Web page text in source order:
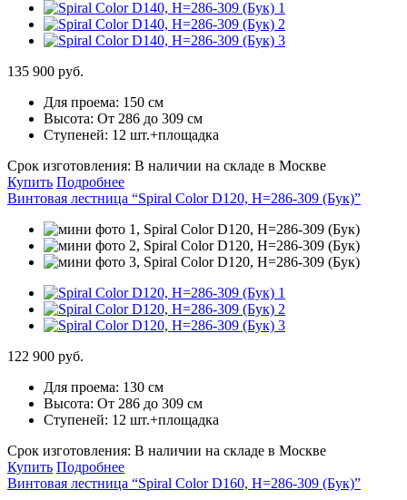
135 900 руб.
Для проема: 150 см
Высота: От 286 до 309 см
Ступеней: 12 шт.+площадка
Срок изготовления: В наличии на складе в Москве
Купить Подробнее
Винтовая лестница “Spiral Color D120, H=286-309 (Бук)”
122 900 руб.
Для проема: 130 см
Высота: От 286 до 309 см
Ступеней: 12 шт.+площадка
Срок изготовления: В наличии на складе в Москве
Купить Подробнее
Винтовая лестница “Spiral Color D160, H=286-309 (Бук)”